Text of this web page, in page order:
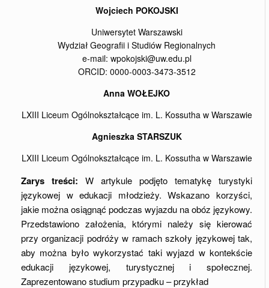
Wojciech POKOJSKI
Uniwersytet Warszawski
Wydział Geografii i Studiów Regionalnych
e-mail: wpokojski@uw.edu.pl
ORCID: 0000-0003-3473-3512
Anna WOŁEJKO
LXIII Liceum Ogólnokształcące im. L. Kossutha w Warszawie
Agnieszka STARSZUK
LXIII Liceum Ogólnokształcące im. L. Kossutha w Warszawie
Zarys treści: W artykule podjęto tematykę turystyki
językowej w edukacji młodzieży. Wskazano korzyści,
jakie można osiągnąć podczas wyjazdu na obóz językowy.
Przedstawiono założenia, którymi należy się kierować
przy organizacji podróży w ramach szkoły językowej tak,
aby można było wykorzystać taki wyjazd w kontekście
edukacji językowej, turystycznej i społecznej.
Zaprezentowano studium przypadku – przykład